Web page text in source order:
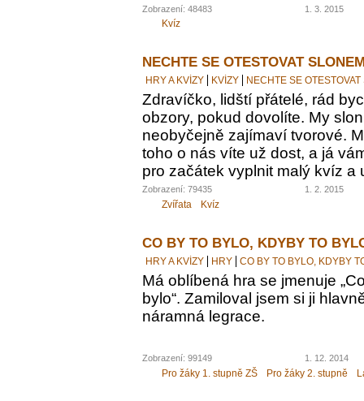
Zobrazení: 48483 1. 3. 2015
Kvíz
NECHTE SE OTESTOVAT
HRY A KVÍZY KVÍZY NECHTE SE
Zdravíčko, lidští přátelé, rád
obzory, pokud dovolíte. My
neobyčejně zajímaví tvorové.
toho o nás víte už dost, a já
pro začátek vyplnit malý kvíz a
Zobrazení: 79435 1. 2. 2015
Zvířata Kvíz
CO BY TO BYLO, KDYBY TO
HRY A KVÍZY HRY CO BY TO BYLO, KDYBY
Má oblíbená hra se jmenuje
bylo“. Zamiloval jsem si ji
náramná legrace.
Zobrazení: 99149 1. 12. 2014
Pro žáky 1. stupně ZŠ Pro žáky 2. stupně